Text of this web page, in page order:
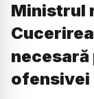
Ministrul
ofensivei